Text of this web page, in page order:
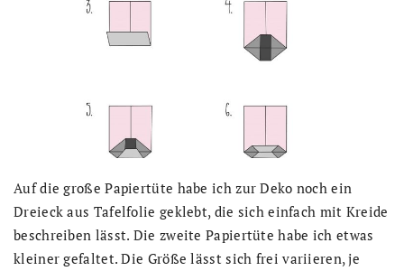
Auf die große Papiertüte habe ich zur Deko noch ein
Dreieck aus Tafelfolie geklebt, die sich einfach mit Kreide
beschreiben lässt. Die zweite Papiertüte habe ich etwas
kleiner gefaltet. Die Größe lässt sich frei variieren, je